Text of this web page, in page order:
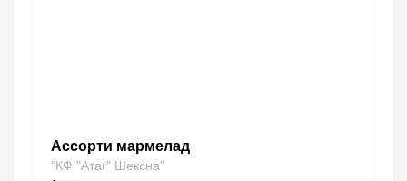
Ассорти мармелад
"КФ "Атаг" Шексна"